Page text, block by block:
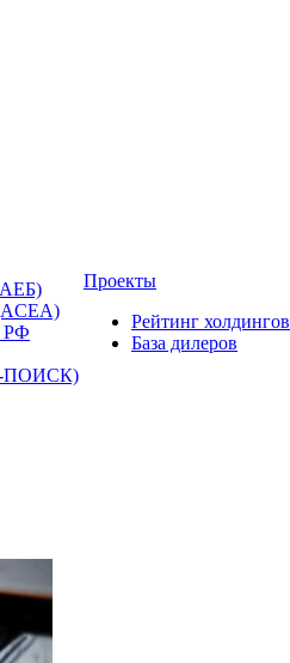
РФ
ПОИСК)
Проекты
Рейтинг холдингов
База дилеров